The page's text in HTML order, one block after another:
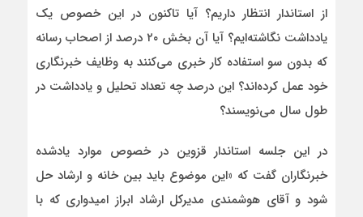
از استاندار انتظار داریم؟ آیا تاکنون در این خصوص یک
یادداشت نگاشته‌ایم؟ آیا آن بخش ۲۰ درصد از اصحاب رسانه
که بدون سو استفاده کار خبری می‌کنند به وظایف خبرنگاری
خود عمل کرده‌اند؟ این درصد چه تعداد تحلیل و یادداشت در
طول سال می‌نویسند؟
در این جلسه استاندار قزوین در خصوص موارد یادشده
خبرنگاران گفت که «این موضوع باید بین خانه و ارشاد حل
شود و آقای هوشمندی مدیرکل ارشاد ابراز امیدواری که با